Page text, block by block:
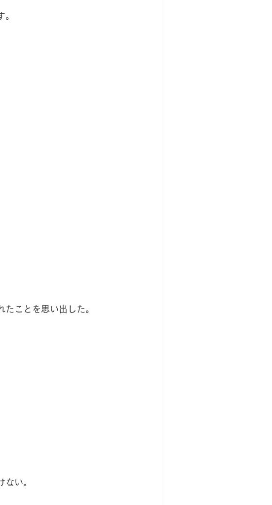
ことを思い出した。
い。